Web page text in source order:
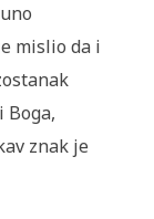
mislio da i
Boga,
znak je